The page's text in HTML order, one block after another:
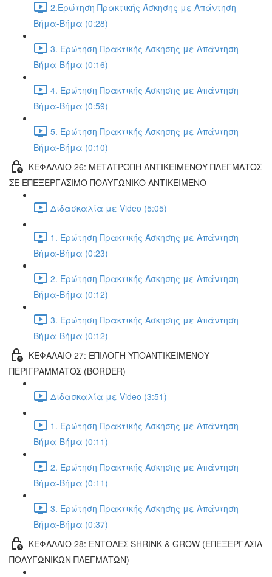
2.Ερώτηση Πρακτικής Άσκησης με Απάντηση
Βήμα-Βήμα (0:28)
3. Ερώτηση Πρακτικής Άσκησης με Απάντηση
Βήμα-Βήμα (0:16)
4. Ερώτηση Πρακτικής Άσκησης με Απάντηση
Βήμα-Βήμα (0:59)
5. Ερώτηση Πρακτικής Άσκησης με Απάντηση
Βήμα-Βήμα (0:10)
ΚΕΦΑΛΑΙΟ 26: ΜΕΤΑΤΡΟΠΗ ΑΝΤΙΚΕΙΜΕΝΟΥ ΠΛΕΓΜΑΤΟΣ
ΣΕ ΕΠΕΞΕΡΓΑΣΙΜΟ ΠΟΛΥΓΩΝΙΚΟ ΑΝΤΙΚΕΙΜΕΝΟ
Διδασκαλία με Video (5:05)
1. Ερώτηση Πρακτικής Άσκησης με Απάντηση
Βήμα-Βήμα (0:23)
2. Ερώτηση Πρακτικής Άσκησης με Απάντηση
Βήμα-Βήμα (0:12)
3. Ερώτηση Πρακτικής Άσκησης με Απάντηση
Βήμα-Βήμα (0:12)
ΚΕΦΑΛΑΙΟ 27: ΕΠΙΛΟΓΗ ΥΠΟΑΝΤΙΚΕΙΜΕΝΟΥ
ΠΕΡΙΓΡΑΜΜΑΤΟΣ (BORDER)
Διδασκαλία με Video (3:51)
1. Ερώτηση Πρακτικής Άσκησης με Απάντηση
Βήμα-Βήμα (0:11)
2. Ερώτηση Πρακτικής Άσκησης με Απάντηση
Βήμα-Βήμα (0:11)
3. Ερώτηση Πρακτικής Άσκησης με Απάντηση
Βήμα-Βήμα (0:37)
ΚΕΦΑΛΑΙΟ 28: ΕΝΤΟΛΕΣ SHRINK & GROW (ΕΠΕΞΕΡΓΑΣΙΑ
ΠΟΛΥΓΩΝΙΚΩΝ ΠΛΕΓΜΑΤΩΝ)